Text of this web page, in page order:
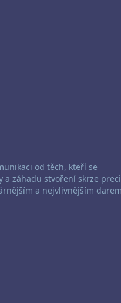
od těch, kteří se
a záhadu stvoření skrze
a nejvlivnějším